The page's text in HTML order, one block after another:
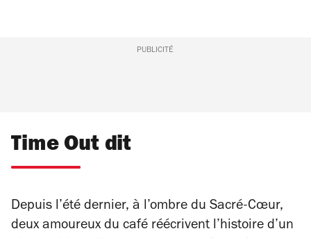
PUBLICITÉ
Time Out dit
Depuis l’été dernier, à l’ombre du Sacré-Cœur,
deux amoureux du café réécrivent l’histoire d’un